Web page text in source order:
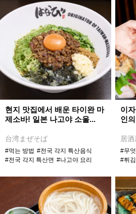
현지 맛집에서 배운 타이완 마
제소바! 일본 나고야 소울...
台湾まぜそば
#먹는 방법 #전국 각지 특산음식
#전국 각지 특산면 #나고야 요리
이
인
居酒
#무
#튀김